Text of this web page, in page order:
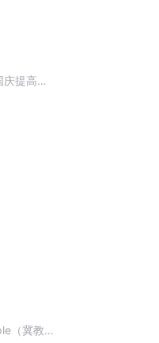
提高班
（冀教